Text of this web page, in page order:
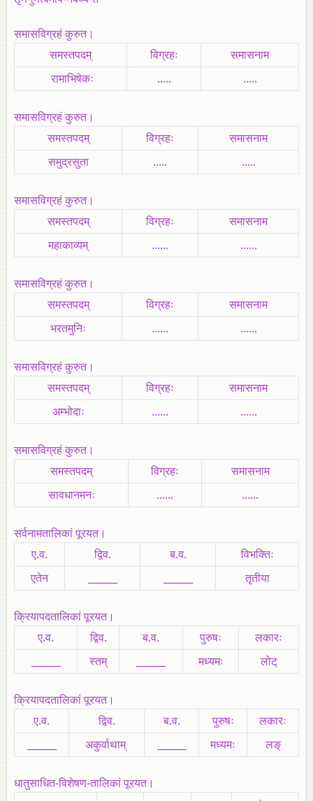
समासविग्रहं कुरुत।
समस्तपदम्
विग्रहः
समासनाम
रामाभिषेकः
..... .....
समासविग्रहं कुरुत।
समस्तपदम्
विग्रहः
समासनाम
समुद्रसुता
..... .....
समासविग्रहं कुरुत।
समस्तपदम्
विग्रहः
समासनाम
महाकाव्यम्‌
...... ......
समासविग्रहं कुरुत।
समस्तपदम्
विग्रहः
समासनाम
भरतमुनिः
...... ......
समासविग्रहं कुरुत।
समस्तपदम्
विग्रहः
समासनाम
अम्भोदाः
...... ......
समासविग्रहं कुरुत।
समस्तपदम्
विग्रहः
समासनाम
सावधानमनः
...... ......
सर्वनामतालिकां पूरयत।
ए.व.
द्विव. ब.व.
विभक्तिः
एतेन
तृतीया
क्रियापदतालिकां पूरयत।
ए.व.
द्विव. ब.व. पुरुषः
लकारः
स्तम्‌ मध्यमः लोट्‌
क्रियापदतालिकां पूरयत।
ए.व.
द्विव. ब.व. पुरुषः
लकारः
अकुर्वाथाम्‌ मध्यमः लङ्‌
धातुसाधित-विशेषण-तालिकां पूरयत।